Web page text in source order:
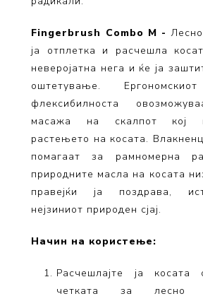
Fingerbrush Combo М -
ја отплетка и расчешла
неверојатна нега и ќе ја
оштетување.
флексибилноста
масажа на скалпот кој
растењето на косата.
помагаат за рамномерна
природните масла на косата
правејќи ја поздрава,
нејзиниот природен сјај.
Начин на користење:
Расчешлајте ја косата
четката за лесно